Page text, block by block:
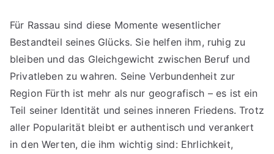
Für Rassau sind diese Momente wesentlicher
Bestandteil seines Glücks. Sie helfen ihm, ruhig zu
bleiben und das Gleichgewicht zwischen Beruf und
Privatleben zu wahren. Seine Verbundenheit zur
Region Fürth ist mehr als nur geografisch – es ist ein
Teil seiner Identität und seines inneren Friedens. Trotz
aller Popularität bleibt er authentisch und verankert
in den Werten, die ihm wichtig sind: Ehrlichkeit,